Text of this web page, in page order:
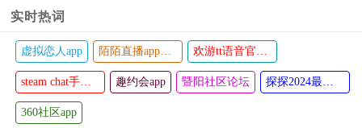
嘻聊app
查看
BB语音app
查看
实时热词
虚拟恋人app
趣约会app 暨阳社区论坛
360社区app